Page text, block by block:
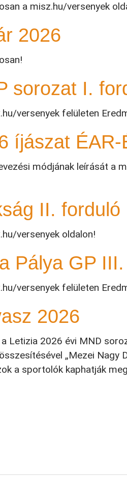
a misz.hu/versenyek
2026
sorozat I.
versenyek felületen
íjászat
módjának leírását a
II.
versenyek oldalon!
Pálya GP
versenyek felületen
2026
Letizia 2026 évi MND
„Mezei Nagy
a sportolók kaphatják